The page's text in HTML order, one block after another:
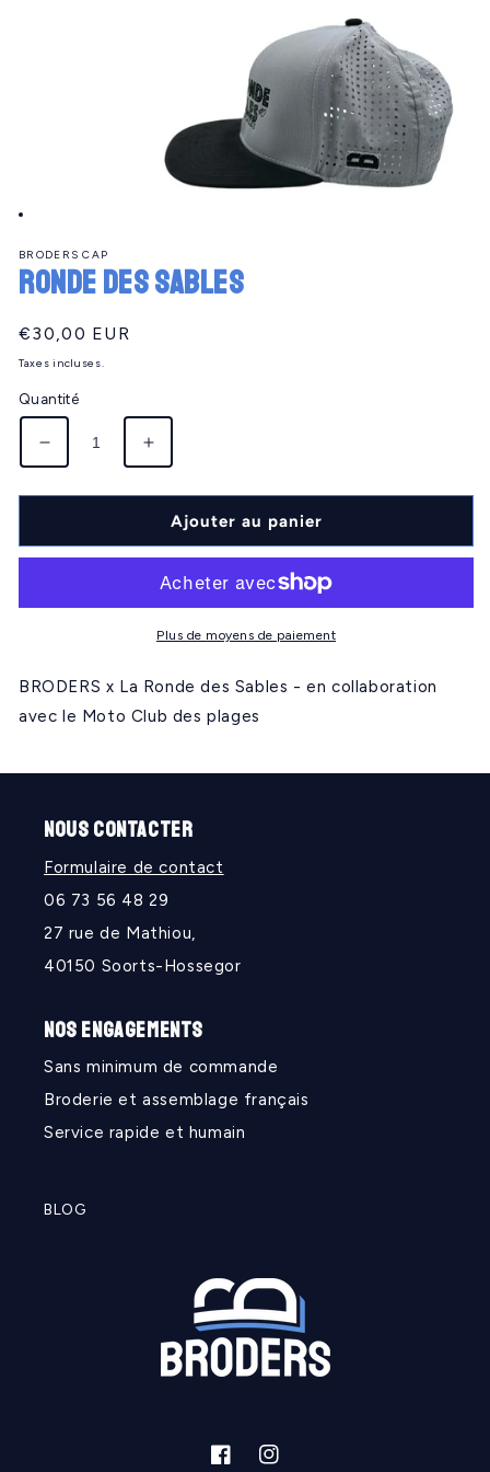
média
1
dans
modale
BRODERS CAP
RONDE DES SABLES
Prix
habituel
€30,00 EUR
Taxes incluses.
Quantité
Réduire
la
quantité
RONDE
Augmenter
la
quantité
RONDE
SABLES
Ajouter au panier
Plus de moyens de paiement
BRODERS x La Ronde des Sables - en collaboration
avec le Moto Club des plages
NOUS CONTACTER
Formulaire de contact
06 73 56 48 29
27 rue de Mathiou,
40150 Soorts-Hossegor
NOS ENGAGEMENTS
Sans minimum de commande
Broderie et assemblage français
Service rapide et humain
BLOG
FacebookInstagram